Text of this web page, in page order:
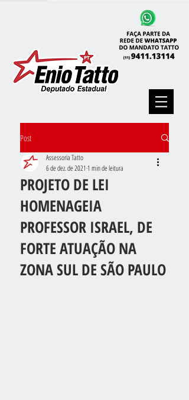
Post
PROJETO DE LEI
HOMENAGEIA
PROFESSOR ISRAEL, DE
FORTE ATUAÇÃO NA
ZONA SUL DE SÃO PAULO
Assessoria Tatto
6 de dez. de 2021 1 min de leitura